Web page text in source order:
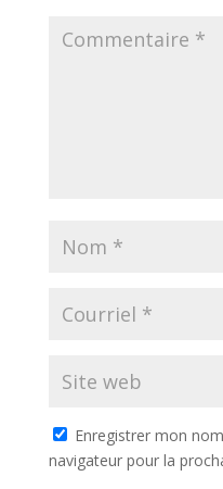
Enregistrer mon
navigateur pour la